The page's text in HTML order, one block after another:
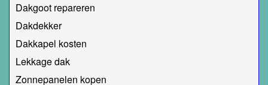
Dakgoot repareren
Dakdekker
Dakkapel kosten
Lekkage dak
Zonnepanelen kopen